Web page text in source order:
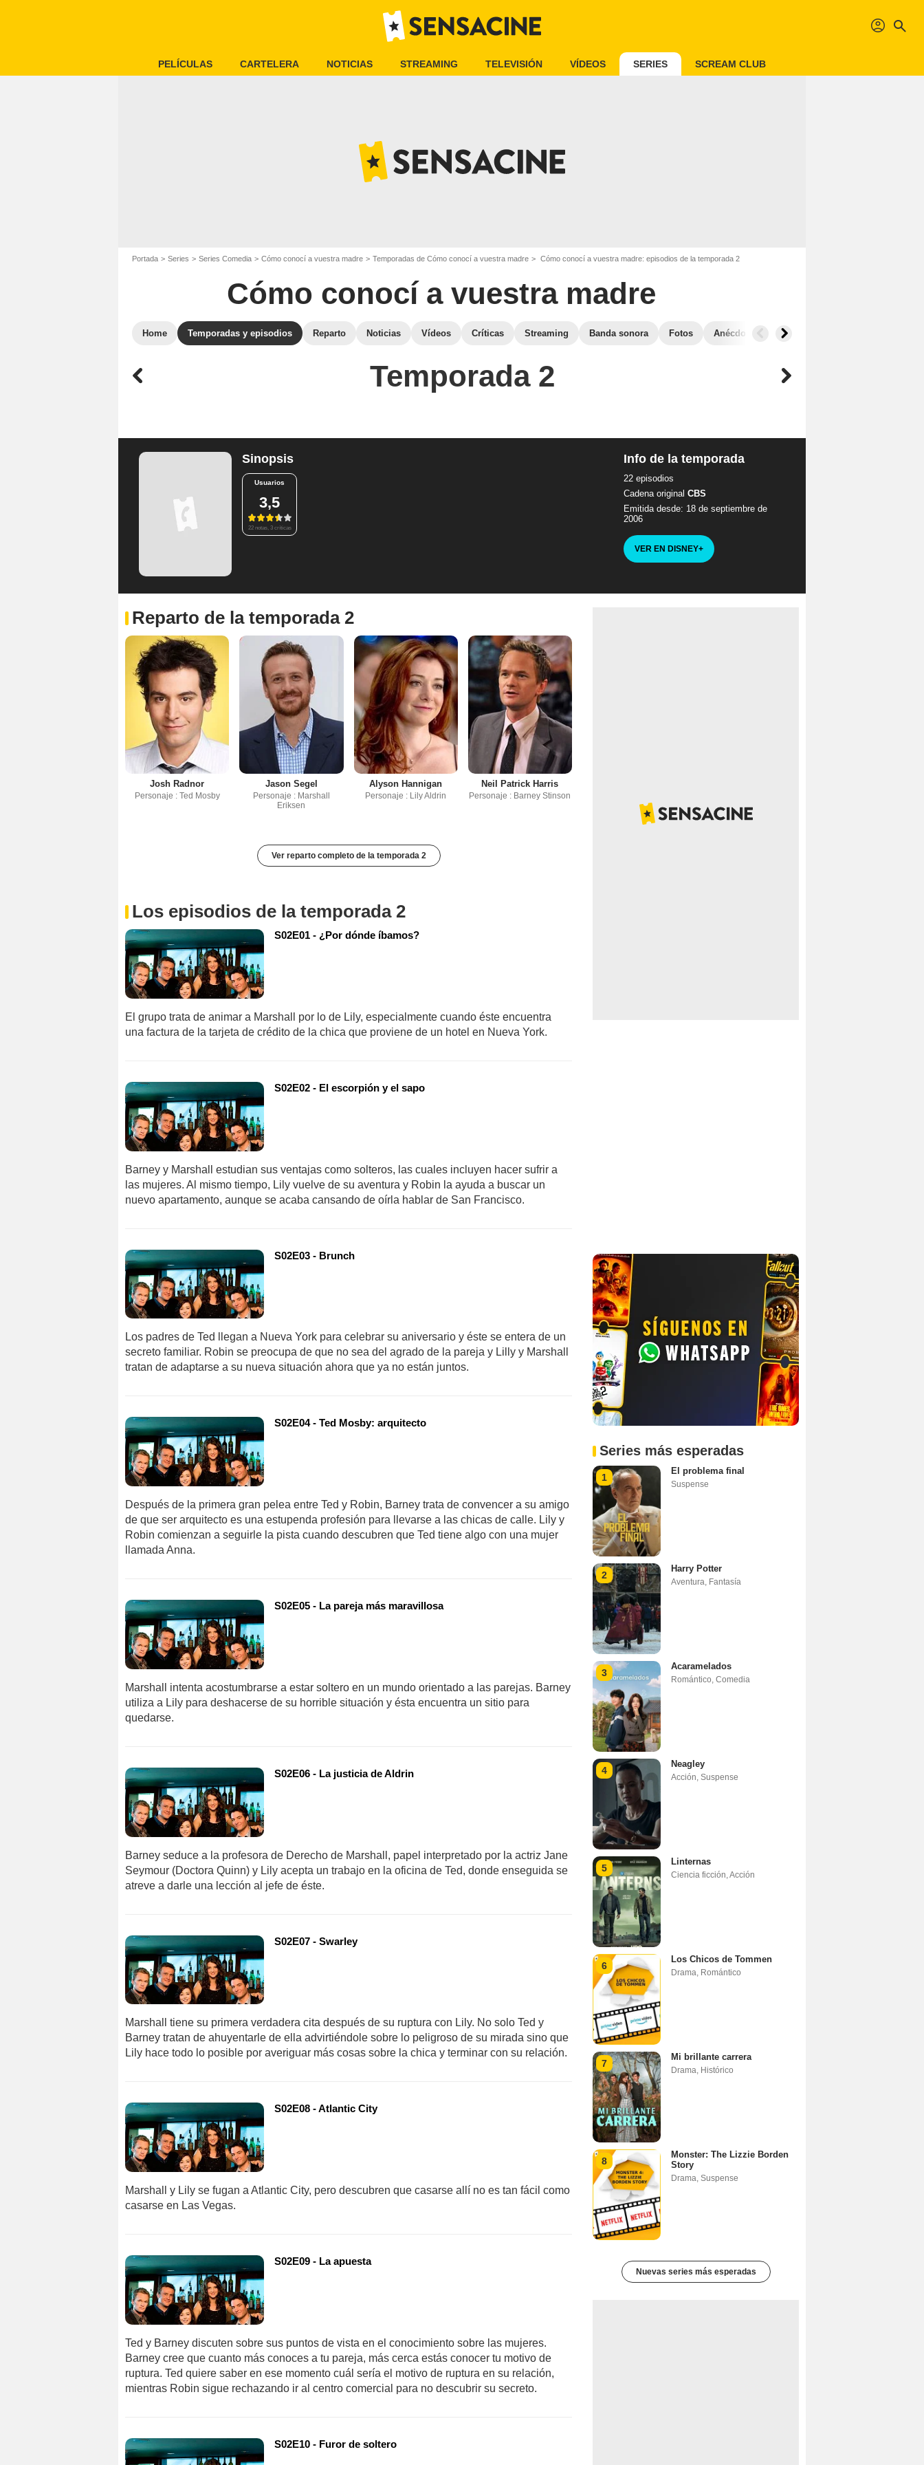
profil search
PELÍCULAS CARTELERA NOTICIAS STREAMING TELEVISIÓN VÍDEOS SERIES SCREAM CLUB
Portada Series Series Comedia Cómo conocí a vuestra madre Temporadas de Cómo conocí a vuestra madre Cómo conocí a vuestra madre: episodios de la temporada 2
Cómo conocí a vuestra madre
Home Temporadas y episodios Reparto Noticias Vídeos Críticas Streaming Banda sonora Fotos Anécdotas Audiencias
Temporada 2
Sinopsis
Usuarios
3,5
22 notas, 3 críticas
Info de la temporada
22 episodios
Cadena original CBS
Emitida desde: 18 de septiembre de
2006
VER EN DISNEY+
Reparto de la temporada 2
Josh Radnor
Personaje : Ted Mosby
Jason Segel
Personaje : Marshall
Eriksen
Alyson Hannigan
Personaje : Lily Aldrin
Neil Patrick Harris
Personaje : Barney Stinson
Ver reparto completo de la temporada 2
Los episodios de la temporada 2
S02E01 - ¿Por dónde íbamos?
El grupo trata de animar a Marshall por lo de Lily, especialmente cuando éste encuentra
una factura de la tarjeta de crédito de la chica que proviene de un hotel en Nueva York.
S02E02 - El escorpión y el sapo
Barney y Marshall estudian sus ventajas como solteros, las cuales incluyen hacer sufrir a
las mujeres. Al mismo tiempo, Lily vuelve de su aventura y Robin la ayuda a buscar un
nuevo apartamento, aunque se acaba cansando de oírla hablar de San Francisco.
S02E03 - Brunch
Los padres de Ted llegan a Nueva York para celebrar su aniversario y éste se entera de un
secreto familiar. Robin se preocupa de que no sea del agrado de la pareja y Lilly y Marshall
tratan de adaptarse a su nueva situación ahora que ya no están juntos.
S02E04 - Ted Mosby: arquitecto
Después de la primera gran pelea entre Ted y Robin, Barney trata de convencer a su amigo
de que ser arquitecto es una estupenda profesión para llevarse a las chicas de calle. Lily y
Robin comienzan a seguirle la pista cuando descubren que Ted tiene algo con una mujer
llamada Anna.
S02E05 - La pareja más maravillosa
Marshall intenta acostumbrarse a estar soltero en un mundo orientado a las parejas. Barney
utiliza a Lily para deshacerse de su horrible situación y ésta encuentra un sitio para
quedarse.
S02E06 - La justicia de Aldrin
Barney seduce a la profesora de Derecho de Marshall, papel interpretado por la actriz Jane
Seymour (Doctora Quinn) y Lily acepta un trabajo en la oficina de Ted, donde enseguida se
atreve a darle una lección al jefe de éste.
S02E07 - Swarley
Marshall tiene su primera verdadera cita después de su ruptura con Lily. No solo Ted y
Barney tratan de ahuyentarle de ella advirtiéndole sobre lo peligroso de su mirada sino que
Lily hace todo lo posible por averiguar más cosas sobre la chica y terminar con su relación.
S02E08 - Atlantic City
Marshall y Lily se fugan a Atlantic City, pero descubren que casarse allí no es tan fácil como
casarse en Las Vegas.
S02E09 - La apuesta
Ted y Barney discuten sobre sus puntos de vista en el conocimiento sobre las mujeres.
Barney cree que cuanto más conoces a tu pareja, más cerca estás conocer tu motivo de
ruptura. Ted quiere saber en ese momento cuál sería el motivo de ruptura en su relación,
mientras Robin sigue rechazando ir al centro comercial para no descubrir su secreto.
S02E10 - Furor de soltero
Series más esperadas
1
El problema final
Suspense
2
Harry Potter
Aventura Fantasía
3
Acaramelados
Romántico Comedia
4
Neagley
Acción Suspense
5
Linternas
Ciencia ficción Acción
6
Los Chicos de Tommen
Drama Romántico
7
Mi brillante carrera
Drama Histórico
8
Monster: The Lizzie Borden
Story
Drama Suspense
Nuevas series más esperadas